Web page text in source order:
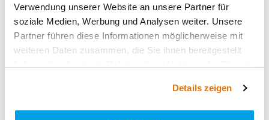
Verwendung unserer Website an unsere Partner für
soziale Medien, Werbung und Analysen weiter. Unsere
Partner führen diese Informationen möglicherweise mit
weiteren Daten zusammen, die Sie ihnen bereitgestellt
Details zeigen